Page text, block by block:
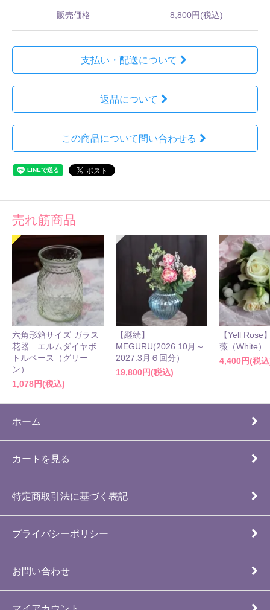
販売価格 8,800円(税込)
支払い・配送について
返品について
この商品について問い合わせる
売れ筋商品
六角形箱サイズ ガラス
花器 エルムダイヤボ
トルベース（グリー
ン）
1,078円(税込)
【継続】
MEGURU(2026.10月～
2027.3月６回分）
19,800円(税込)
【Yell Rose
薇（White）
4,400円(税
ホーム
カートを見る
特定商取引法に基づく表記
プライバシーポリシー
お問い合わせ